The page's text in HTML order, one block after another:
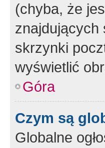
(chyba, że
znajdujących
skrzynki
wyświetlić
Góra
Czym są
Globalne